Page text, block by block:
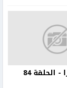
الحلقة 84